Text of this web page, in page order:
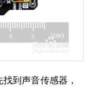
到声音传感器，